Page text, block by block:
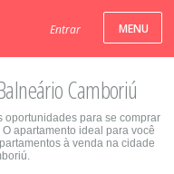
Entrar
Camboriú
oportunidades para se comprar
apartamento ideal para você
à venda na cidade